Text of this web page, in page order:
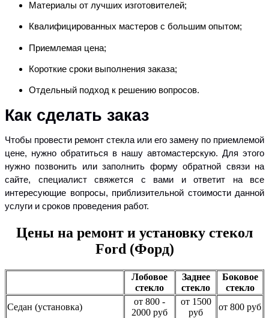
Материалы от лучших изготовителей;
Квалифицированных мастеров с большим опытом;
Приемлемая цена;
Короткие сроки выполнения заказа;
Отдельный подход к решению вопросов.
Как сделать заказ
Чтобы провести ремонт стекла или его замену по приемлемой
цене, нужно обратиться в нашу автомастерскую. Для этого
нужно позвонить или заполнить форму обратной связи на
сайте, специалист свяжется с вами и ответит на все
интересующие вопросы, приблизительной стоимости данной
услуги и сроков проведения работ.
Цены на ремонт и установку стекол
Ford (Форд)
Лобовое
стекло
Заднее
стекло
Боковое
стекло
Седан (установка)
от 800 -
2000 руб
от 1500
руб
от 800 руб